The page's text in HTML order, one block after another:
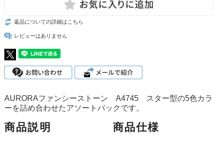
返品についての詳細はこちら
レビューはありません
AURORAファンシーストーン A4745 スター型の5色カラ
ーを詰め合わせたアソートパックです。
商品説明 商品仕様